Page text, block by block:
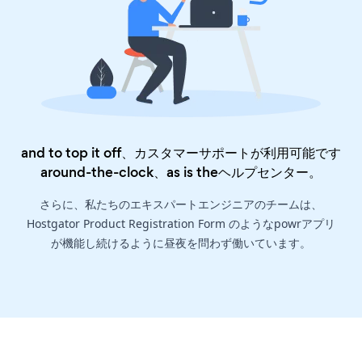
and to top it off、カスタマーサポートが利用可能です
around-the-clock、as is theヘルプセンター。
さらに、私たちのエキスパートエンジニアのチームは、
Hostgator Product Registration Form のようなpowrアプリ
が機能し続けるように昼夜を問わず働いています。